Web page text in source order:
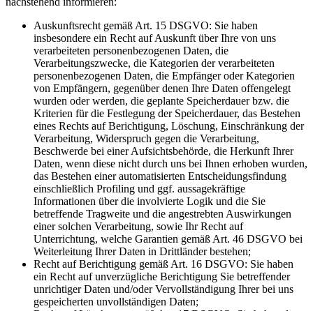
Auskunftsrecht gemäß Art. 15 DSGVO: Sie haben
insbesondere ein Recht auf Auskunft über Ihre von uns
verarbeiteten personenbezogenen Daten, die
Verarbeitungszwecke, die Kategorien der verarbeiteten
personenbezogenen Daten, die Empfänger oder Kategorien
von Empfängern, gegenüber denen Ihre Daten offengelegt
wurden oder werden, die geplante Speicherdauer bzw. die
Kriterien für die Festlegung der Speicherdauer, das Bestehen
eines Rechts auf Berichtigung, Löschung, Einschränkung der
Verarbeitung, Widerspruch gegen die Verarbeitung,
Beschwerde bei einer Aufsichtsbehörde, die Herkunft Ihrer
Daten, wenn diese nicht durch uns bei Ihnen erhoben wurden,
das Bestehen einer automatisierten Entscheidungsfindung
einschließlich Profiling und ggf. aussagekräftige
Informationen über die involvierte Logik und die Sie
betreffende Tragweite und die angestrebten Auswirkungen
einer solchen Verarbeitung, sowie Ihr Recht auf
Unterrichtung, welche Garantien gemäß Art. 46 DSGVO bei
Weiterleitung Ihrer Daten in Drittländer bestehen;
Recht auf Berichtigung gemäß Art. 16 DSGVO: Sie haben
ein Recht auf unverzügliche Berichtigung Sie betreffender
unrichtiger Daten und/oder Vervollständigung Ihrer bei uns
gespeicherten unvollständigen Daten;